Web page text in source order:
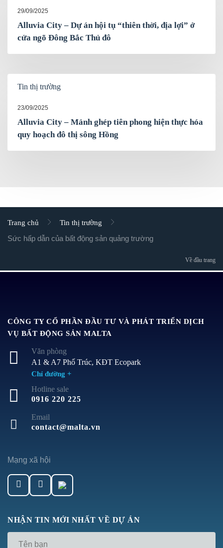
29/09/2025
Alluvia City – Dự án hội tụ “thiên thời, địa lợi” ở
cửa ngõ Đông Bắc Thủ đô
Tin thị trường
23/09/2025
Alluvia City – Mảnh ghép tiên phong hiện thực hóa
quy hoạch đô thị sông Hồng
Trang chủ Tin thị trường
Sức hấp dẫn của bất động sản quảng trường
Về đầu trang
CÔNG TY CỔ PHẦN ĐẦU TƯ VÀ PHÁT TRIỂN DỊCH
VỤ BẤT ĐỘNG SẢN MALTA
Văn phòng
A1 & A7 Phố Trúc, KĐT Ecopark
Chỉ đường +
Hotline sale
0916 220 225
Email
contact@malta.vn
Mạng xã hội
NHẬN TIN MỚI NHẤT VỀ DỰ ÁN
Tên